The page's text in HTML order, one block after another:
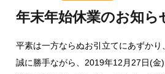
年末年始休業のお知ら
平素は一方ならぬお引立てにあずかり
誠に勝手ながら、2019年12月27日(